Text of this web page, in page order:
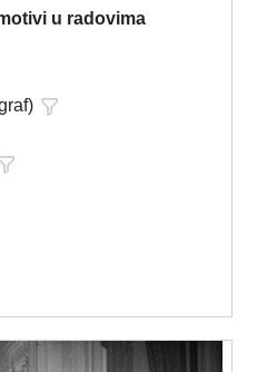
u radovima